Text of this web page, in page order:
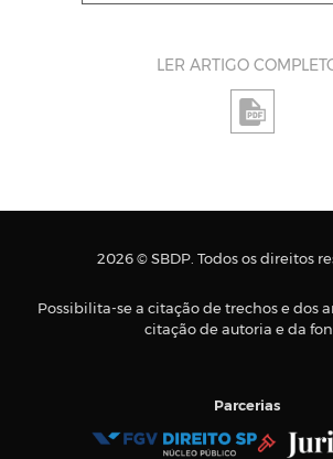
LER ARTIGO
2026 © SBDP. Todos os direitos
Possibilita-se a citação de trechos e dos
citação de autoria e da
Parcerias